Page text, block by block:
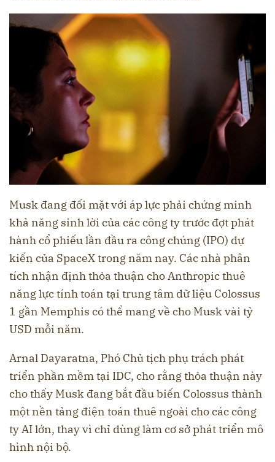
Musk đang đối mặt với áp lực phải chứng minh
khả năng sinh lời của các công ty trước đợt phát
hành cổ phiếu lần đầu ra công chúng (IPO) dự
kiến của SpaceX trong năm nay. Các nhà phân
tích nhận định thỏa thuận cho Anthropic thuê
năng lực tính toán tại trung tâm dữ liệu Colossus
1 gần Memphis có thể mang về cho Musk vài tỷ
USD mỗi năm.
Arnal Dayaratna, Phó Chủ tịch phụ trách phát
triển phần mềm tại IDC, cho rằng thỏa thuận này
cho thấy Musk đang bắt đầu biến Colossus thành
một nền tảng điện toán thuê ngoài cho các công
ty AI lớn, thay vì chỉ dùng làm cơ sở phát triển mô
hình nội bộ.